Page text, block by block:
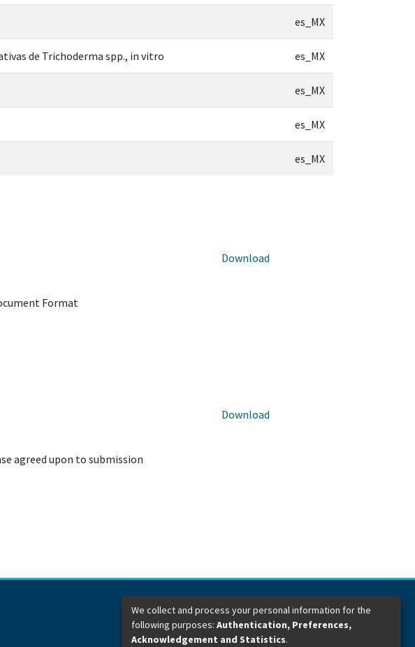
es_MX
de Trichoderma spp., in vitro es_MX
es_MX
es_MX
es_MX
Format
Download
agreed upon to submission
Download
Dirección General de Bibliotecas
Boulevard Valsequillo y Av. de las Torres
We collect and process your personal information for the
following purposes: Authentication, Preferences,
Acknowledgement and Statistics.